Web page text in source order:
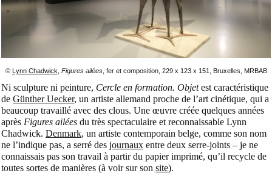
© Lynn Chadwick Figures ailées, fer et composition, 229 x 123 x 151, Bruxelles, MRBAB
Ni sculpture ni peinture, Cercle en formation. Objetest caractéristique
de Günther Uecker, un artiste allemand proche de l’art cinétique, qui a
beaucoup travaillé avec des clous. Une œuvre créée quelques années
après Figures ailées du très spectaculaire et reconnaissable Lynn
Chadwick. Denmark, un artiste contemporain belge, comme son nom
ne l’indique pas, a serré des journaux entre deux serre-joints – je ne
connaissais pas son travail à partir du papier imprimé, qu’il recycle de
toutes sortes de manières (à voir sur son site).